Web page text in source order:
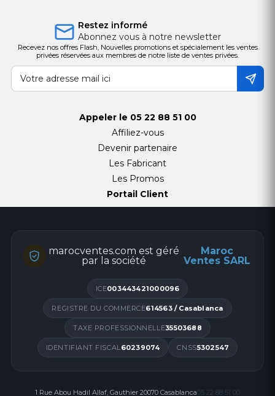
Restez informé
Abonnez vous à notre newsletter
Recevez nos offres Flash, Nouvelles promotions et spécialement les ventes
privées réservées aux membres de notre liste de ventes privées.
Appeler le 05 22 88 51 00
Affiliez-vous
Devenir partenaire
Les Fabricant
Les Promos
Portail Client
marocventes.com est géré
par la société
Maroc
Ventes SARL
ICE003443421000096
REGISTRE DU COMMERCE614563 / Casablanca
TAXE PROFESSIONNELLE35503688
IDENTIFIANT FISCAL60239074 CNSS5302547
1 Rue Abou Hadil Allaf, Gauthier 20070 Casablanca05 22 88 51 00